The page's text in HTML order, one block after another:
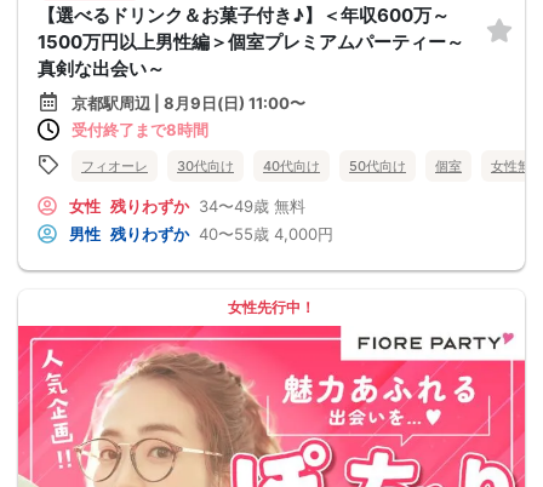
【選べるドリンク＆お菓子付き♪】＜年収600万～
1500万円以上男性編＞個室プレミアムパーティー～
真剣な出会い～
京都駅周辺 | 8月9日(日) 11:00〜
受付終了まで8時間
フィオーレ 30代向け 40代向け 50代向け 個室 女性無料
女性 残りわずか 34〜49歳 無料
男性 残りわずか 40〜55歳 4,000円
女性先行中！